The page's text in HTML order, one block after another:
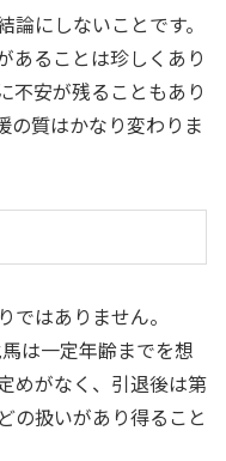
にしないことです。
あることは珍しくあり
不安が残ることもあり
の質はかなり変わりま
はありません。
は一定年齢までを想
めがなく、引退後は第
の扱いがあり得ること